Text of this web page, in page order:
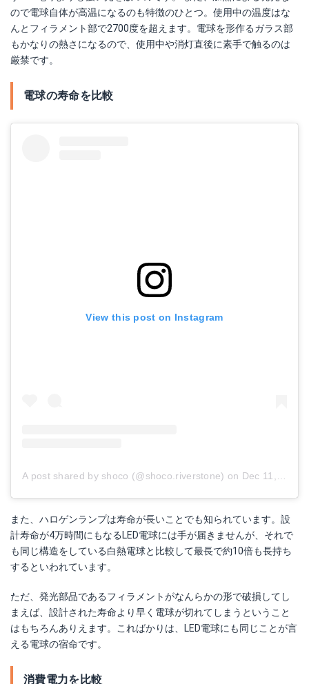
ので電球自体が高温になるのも特徴のひとつ。使用中の温度はな
んとフィラメント部で2700度を超えます。電球を形作るガラス部
もかなりの熱さになるので、使用中や消灯直後に素手で触るのは
厳禁です。
電球の寿命を比較
View this post on Instagram
A post shared by shoco (@shoco.riverstone) on Dec 11, 2015 at 8:54pm PST
また、ハロゲンランプは寿命が長いことでも知られています。設
計寿命が4万時間にもなるLED電球には手が届きませんが、それで
も同じ構造をしている白熱電球と比較して最長で約10倍も長持ち
するといわれています。
ただ、発光部品であるフィラメントがなんらかの形で破損してし
まえば、設計された寿命より早く電球が切れてしまうということ
はもちろんありえます。こればかりは、LED電球にも同じことが言
える電球の宿命です。
消費電力を比較